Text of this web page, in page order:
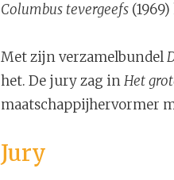
Columbus tevergeefs
Met zijn verzamelbundel
het. De jury zag inHet
maatschappijhervormer
Jury